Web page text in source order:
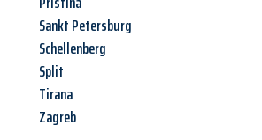
Sankt Petersburg
Schellenberg
Split
Tirana
Zagreb